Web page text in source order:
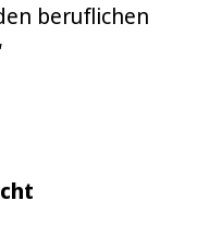
beruflichen